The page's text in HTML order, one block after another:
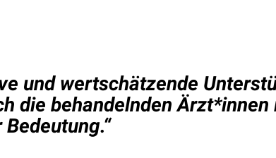
und wertschätzende
die behandelnden Ärzt*innen